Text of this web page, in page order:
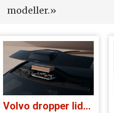
modeller.»
Volvo dropper lidar for godt: